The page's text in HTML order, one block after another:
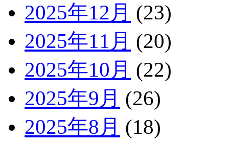
2025年12月 (23)
2025年11月 (20)
2025年10月 (22)
2025年9月 (26)
2025年8月 (18)